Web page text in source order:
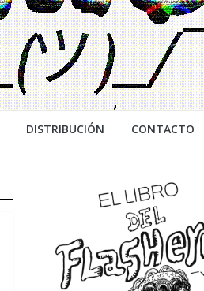
DISTRIBUCIÓN CONTACTO